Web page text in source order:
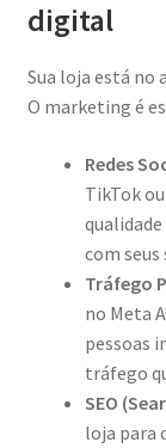
digital
Sua loja está no
O marketing é
Redes
TikTok
com seus
Tráfego
no Meta
pessoas
tráfego
SEO
loja para